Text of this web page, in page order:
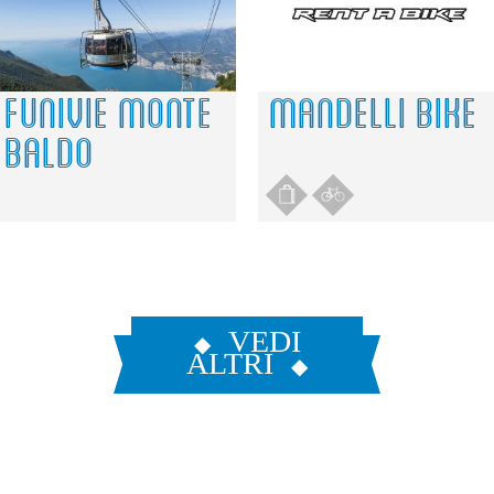
1
1
Do you own this website? OK
FUNIVIE MONTE
BALDO
MANDELLI BIKE
VEDI
ALTRI